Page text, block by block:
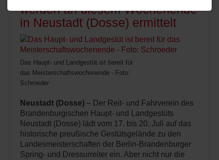
werden an diesem Wochenende
in Neustadt (Dosse) ermittelt
Das Haupt- und Landgestüt ist bereit für
das Meisterschaftswochenende - Foto:
Schroeder
Neustadt (Dosse) – Der Reit- und Fahrverein des
Brandenburgischen Haupt- und Landgestüts
Neustadt (Dosse) lädt vom 17. bis 20. Juli auf das
historische preußische Gestütsgelände zu den
Landesmeisterschaften der Berlin-Brandenburger
Spring- und Dressurreiter ein. Aber nicht nur die